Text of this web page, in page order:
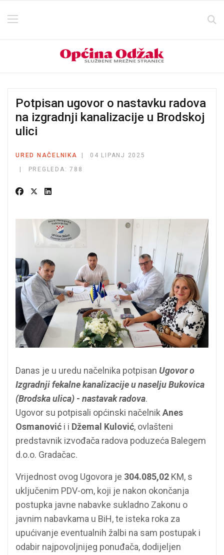
Potpisan ugovor o nastavku radova
na izgradnji kanalizacije u Brodskoj
ulici
URED NAČELNIKA
04 LIPANJ 2025
PREGLEDA: 788
Danas je u uredu načelnika potpisan Ugovor o
Izgradnji fekalne kanalizacije u naselju Bukovica
(Brodska ulica) - nastavak radova.
Ugovor su potpisali općinski načelnikAnes
Osmanović i i Džemal Kulović, ovlašteni
predstavnik izvođača radova poduzeća Balegem
d.o.o. Gradačac.
Vrijednost ovog Ugovora je 304.085,02 KM, s
uključenim PDV-om, koji je nakon okončanja
postupka javne nabavke sukladno Zakonu o
javnim nabavkama u BiH, te isteka roka za
upućivanje eventualnih žalbi na sam postupak i
odabir najpovoljnijeg ponuđača, dodijeljen